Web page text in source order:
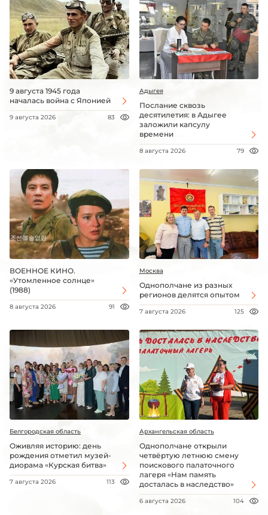
9 августа 1945 года
началась война с Японией
9 августа 2026 83
Адыгея
Послание сквозь
десятилетия: в Адыгее
заложили капсулу
времени
8 августа 2026 79
ВОЕННОЕ КИНО.
«Утомленное солнце»
(1988)
8 августа 2026 91
Москва
Однополчане из разных
регионов делятся опытом
7 августа 2026 125
Белгородская область
Оживляя историю: день
рождения отметил музей-
диорама «Курская битва»
7 августа 2026 113
Архангельская область
Однополчане открыли
четвёртую летнюю смену
поискового палаточного
лагеря «Нам память
досталась в наследство»
6 августа 2026 104